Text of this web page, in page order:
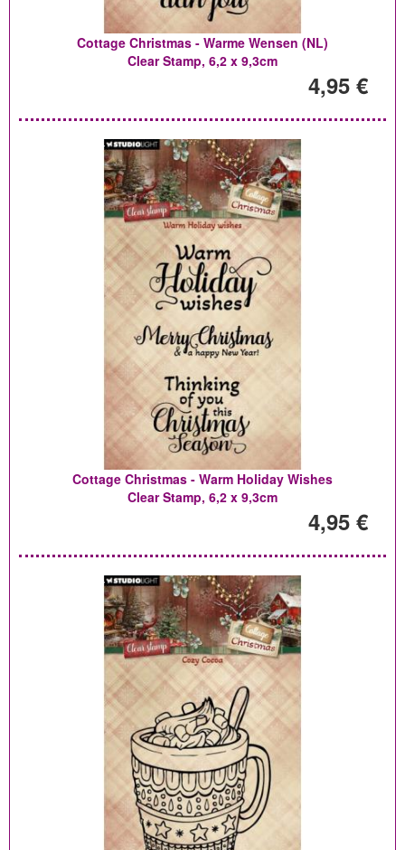
Cottage Christmas - Warme Wensen (NL)
Clear Stamp, 6,2 x 9,3cm
4,95 €
Cottage Christmas - Warm Holiday Wishes
Clear Stamp, 6,2 x 9,3cm
4,95 €